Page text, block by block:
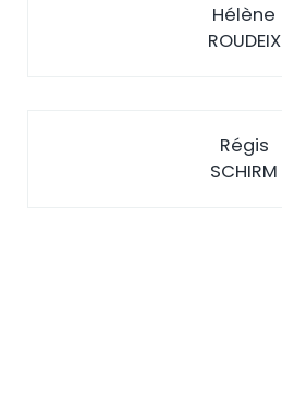
Hélène
ROUDEIX
Régis
SCHIRM